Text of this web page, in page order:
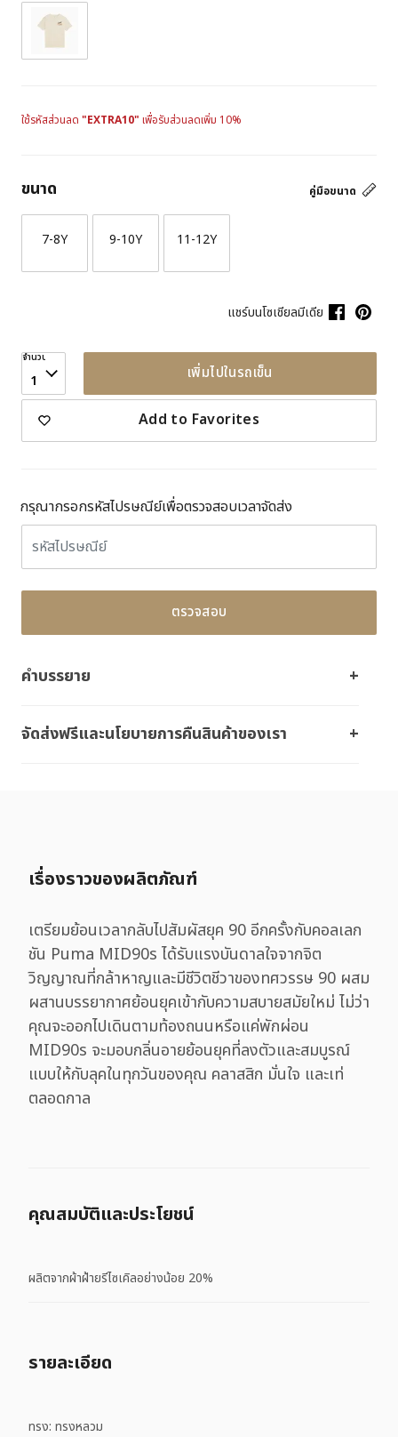
ใช้รหัสส่วนลด "EXTRA10" เพื่อรับส่วนลดเพิ่ม 10%
คู่มือขนาด
ขนาด
7-8Y 9-10Y 11-12Y
แชร์บนโซเชียลมีเดีย
จำนวน
1 เพิ่มไปในรถเข็น
Add to Favorites
กรุณากรอกรหัสไปรษณีย์เพื่อตรวจสอบเวลาจัดส่ง
ตรวจสอบ
คำบรรยาย
จัดส่งฟรีและนโยบายการคืนสินค้าของเรา
เรื่องราวของผลิตภัณฑ์
เตรียมย้อนเวลากลับไปสัมผัสยุค 90 อีกครั้งกับคอลเลก
ชัน Puma MID90s ได้รับแรงบันดาลใจจากจิต
วิญญาณที่กล้าหาญและมีชีวิตชีวาของทศวรรษ 90 ผสม
ผสานบรรยากาศย้อนยุคเข้ากับความสบายสมัยใหม่ ไม่ว่า
คุณจะออกไปเดินตามท้องถนนหรือแค่พักผ่อน
MID90s จะมอบกลิ่นอายย้อนยุคที่ลงตัวและสมบูรณ์
แบบให้กับลุคในทุกวันของคุณ คลาสสิก มั่นใจ และเท่
ตลอดกาล
คุณสมบัติและประโยชน์
ผลิตจากผ้าฝ้ายรีไซเคิลอย่างน้อย 20%
รายละเอียด
ทรง: ทรงหลวม